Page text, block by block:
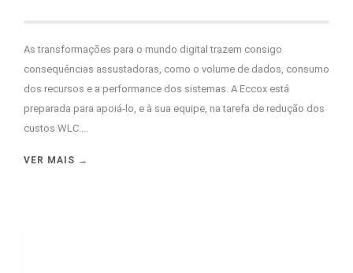
As transformações para o mundo digital trazem consigo
consequências assustadoras, como o volume de dados, consumo
dos recursos e a performance dos sistemas. A Eccox está
preparada para apoiá-lo, e à sua equipe, na tarefa de redução dos
custos WLC....
VER MAIS →